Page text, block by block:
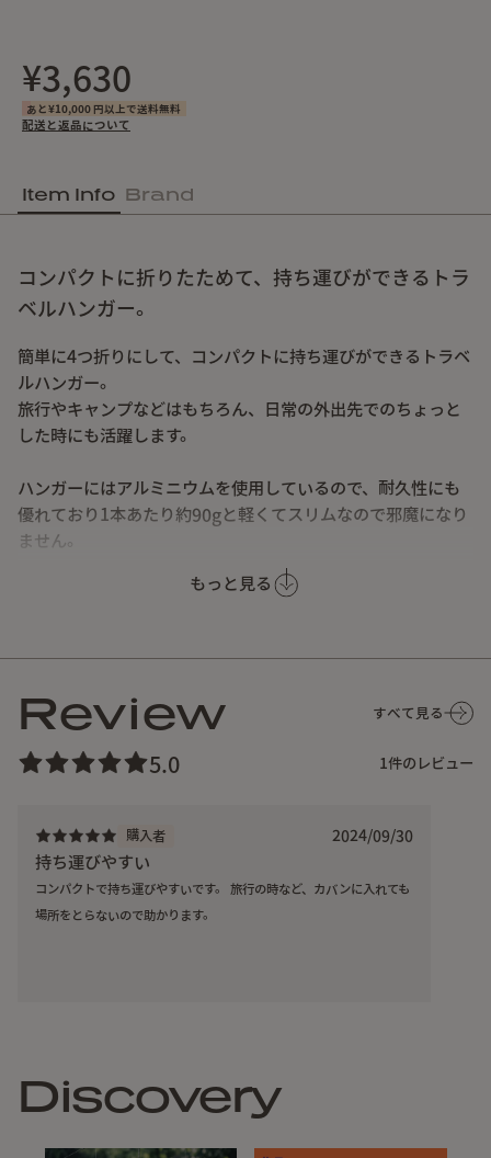
¥3,630
あと¥10,000 円以上で送料無料
配送と返品について
Item Info Brand
もっと見る
コンパクトに折りたためて、持ち運びができるトラ
ベルハンガー。
簡単に4つ折りにして、コンパクトに持ち運びができるトラベ
ルハンガー。
旅行やキャンプなどはもちろん、日常の外出先でのちょっと
した時にも活躍します。
ハンガーにはアルミニウムを使用しているので、耐久性にも
優れており1本あたり約90gと軽くてスリムなので邪魔になり
ません。
Review すべて見る
5.0 1 件のレビュー
購入者 2024/09/30
持ち運びやすい
コンパクトで持ち運びやすいです。 旅行の時など、カバンに入れても
場所をとらないので助かります。
Discovery